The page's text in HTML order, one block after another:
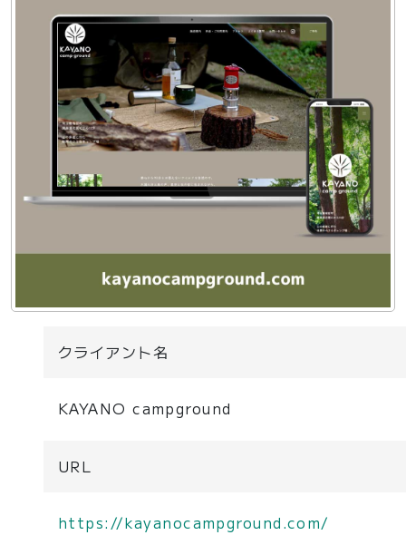
クライアント名
KAYANO campground
URL
https://kayanocampground.com/